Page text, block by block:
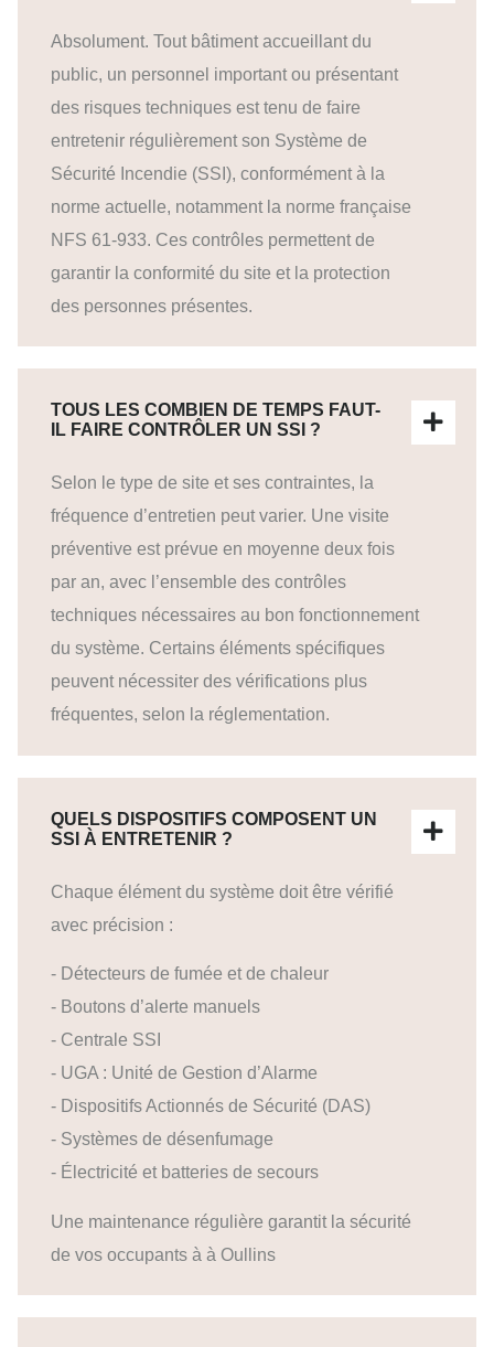
Absolument. Tout bâtiment accueillant du
public, un personnel important ou présentant
des risques techniques est tenu de faire
entretenir régulièrement son Système de
Sécurité Incendie (SSI), conformément à la
norme actuelle, notamment la norme française
NFS 61-933. Ces contrôles permettent de
garantir la conformité du site et la protection
des personnes présentes.
TOUS LES COMBIEN DE TEMPS FAUT-
IL FAIRE CONTRÔLER UN SSI ?
Selon le type de site et ses contraintes, la
fréquence d’entretien peut varier. Une visite
préventive est prévue en moyenne deux fois
par an, avec l’ensemble des contrôles
techniques nécessaires au bon fonctionnement
du système. Certains éléments spécifiques
peuvent nécessiter des vérifications plus
fréquentes, selon la réglementation.
QUELS DISPOSITIFS COMPOSENT UN
SSI À ENTRETENIR ?
Chaque élément du système doit être vérifié
avec précision :
- Détecteurs de fumée et de chaleur
- Boutons d’alerte manuels
- Centrale SSI
- UGA : Unité de Gestion d’Alarme
- Dispositifs Actionnés de Sécurité (DAS)
- Systèmes de désenfumage
- Électricité et batteries de secours
Une maintenance régulière garantit la sécurité
de vos occupants à à Oullins